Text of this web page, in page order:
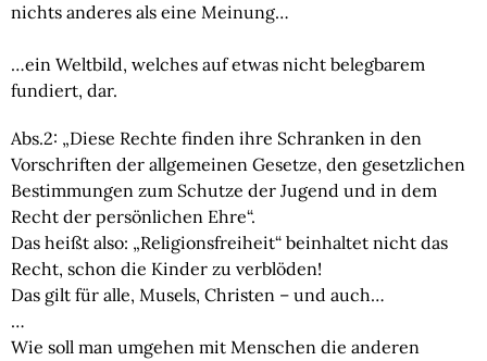
nichts anderes als eine Meinung…
…ein Weltbild, welches auf etwas nicht belegbarem
fundiert, dar.
Abs.2: „Diese Rechte finden ihre Schranken in den
Vorschriften der allgemeinen Gesetze, den gesetzlichen
Bestimmungen zum Schutze der Jugend und in dem
Recht der persönlichen Ehre“.
Das heißt also: „Religionsfreiheit“ beinhaltet nicht das
Recht, schon die Kinder zu verblöden!
Das gilt für alle, Musels, Christen – und auch…
…
Wie soll man umgehen mit Menschen die anderen